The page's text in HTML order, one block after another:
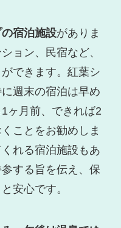
宿泊施設がありま
ョン、民宿など、
できます。紅葉シ
週末の宿泊は早め
ヶ月前、できれば2
ことをお勧めしま
れる宿泊施設もあ
する旨を伝え、保
安心です。